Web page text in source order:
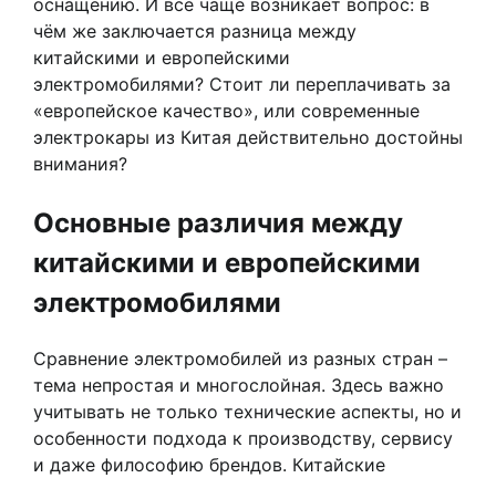
оснащению. И всё чаще возникает вопрос: в
чём же заключается разница между
китайскими и европейскими
электромобилями? Стоит ли переплачивать за
«европейское качество», или современные
электрокары из Китая действительно достойны
внимания?
Основные различия между
китайскими и европейскими
электромобилями
Сравнение электромобилей из разных стран –
тема непростая и многослойная. Здесь важно
учитывать не только технические аспекты, но и
особенности подхода к производству, сервису
и даже философию брендов. Китайские